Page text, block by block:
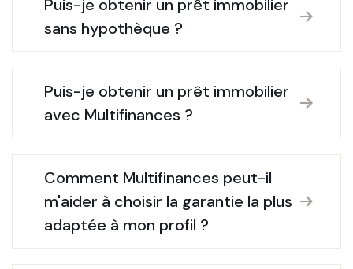
Puis-je obtenir un prêt immobilier
sans hypothèque ?
Puis-je obtenir un prêt immobilier
avec Multifinances ?
Comment Multifinances peut-il
m'aider à choisir la garantie la plus
adaptée à mon profil ?